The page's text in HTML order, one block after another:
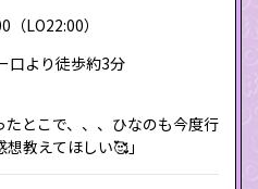
（LO22:00）
口より徒歩約3分
たとこで、、、ひなのも今度行
教えてほしい🥰」